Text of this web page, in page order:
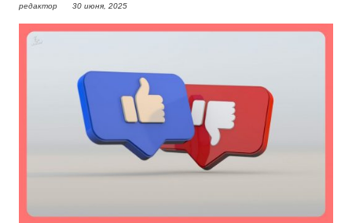
редактор 30 июня, 2025